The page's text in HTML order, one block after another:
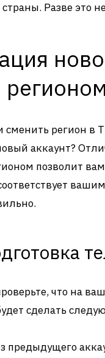
Разве это
регион в
аккаунт?
позволит
что на
сделать
предыдущего